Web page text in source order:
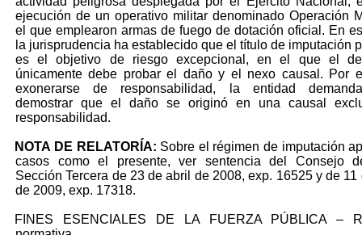
ejecución de un operativo militar denominado Operación
el que emplearon armas de fuego de dotación oficial. En
la jurisprudencia ha establecido que el título de imputación
es el objetivo de riesgo excepcional, en el que el
únicamente debe probar el daño y el nexo causal. Por
exonerarse de responsabilidad, la entidad
demostrar que el daño se originó en una causal
responsabilidad.
NOTA DE RELATORÍA: Sobre el régimen de imputación
casos como el presente, ver sentencia del Consejo
Sección Tercera de 23 de abril de 2008, exp. 16525 y de 11
de 2009, exp. 17318.
FINES ESENCIALES DE LA FUERZA PÚBLICA –